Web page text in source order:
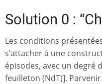
Solution 0 :
Les conditions
s’attacher à une
épisodes, avec un degré
feuilleton (NdT)].